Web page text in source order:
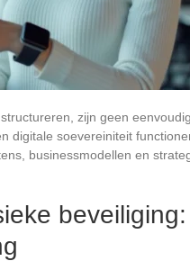
zijn geen
digitale soevereiniteit
businessmodellen en